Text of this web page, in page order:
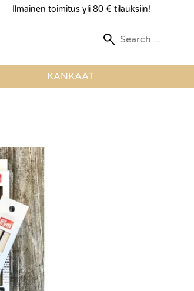
Ilmainen toimitus yli 80 € tilauksiin!
KANKAAT